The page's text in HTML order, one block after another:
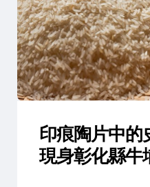
印痕陶片中的
現身彰化縣牛